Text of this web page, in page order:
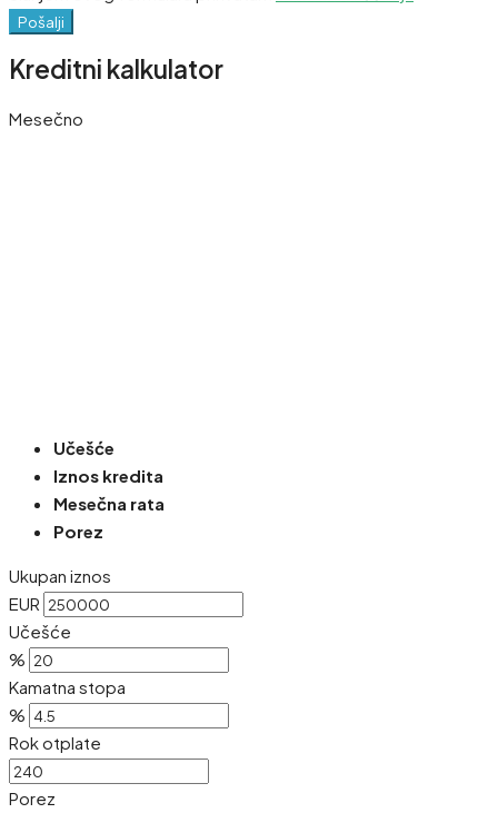
Pošalji
Kreditni kalkulator
Mesečno
Učešće
Iznos kredita
Mesečna rata
Porez
Ukupan iznos
EUR
Učešće
%
Kamatna stopa
%
Rok otplate
Porez